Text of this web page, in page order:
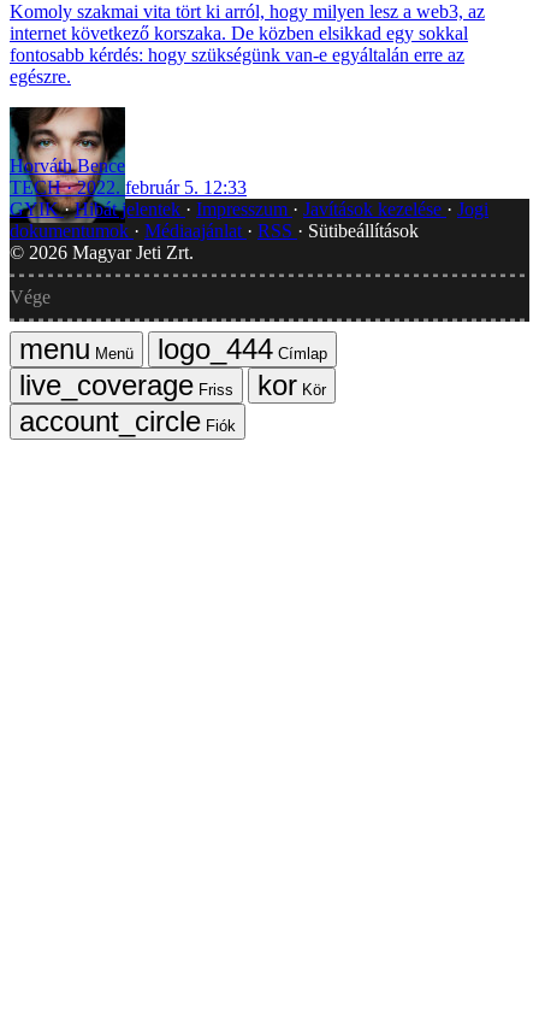
Komoly szakmai vita tört ki arról, hogy milyen lesz a web3, az
internet következő korszaka. De közben elsikkad egy sokkal
fontosabb kérdés: hogy szükségünk van-e egyáltalán erre az
egészre.
Horváth Bence
TECH
2022. február 5. 12:33
GYIK Hibát jelentek Impresszum Javítások kezelése
Jogi
dokumentumok
Médiaajánlat RSS
Sütibeállítások
© 2026 Magyar Jeti Zrt.
Vége
Menü
Címlap
Friss
Kör
Fiók